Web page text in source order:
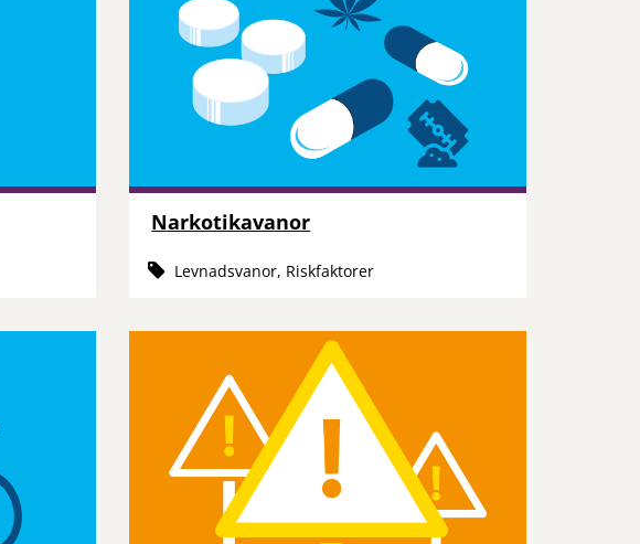
Narkotikavanor
Levnadsvanor, Riskfaktorer